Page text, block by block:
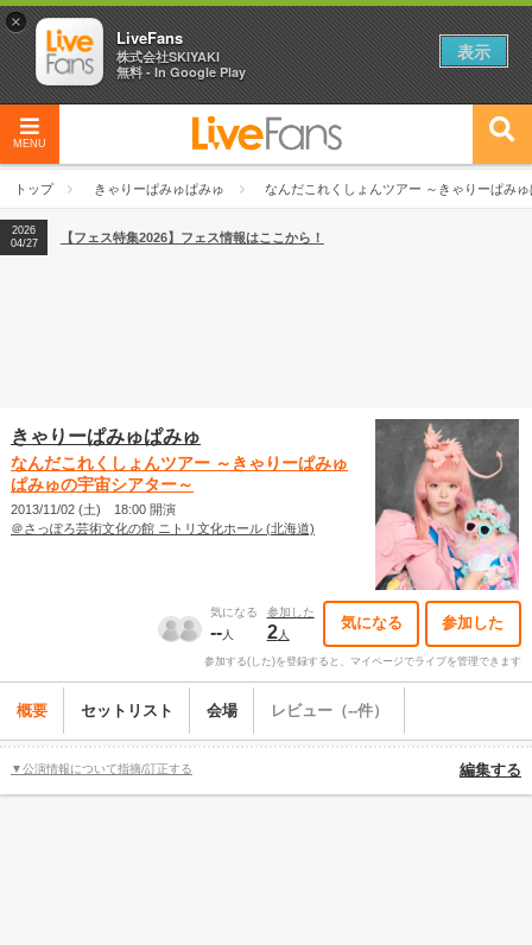
MENU
トップ きゃりーぱみゅぱみゅ なんだこれくしょんツアー ～きゃりーぱみ
2026
04/27
2026
【ライブ動員ランキング】2026年上半期編発表！
2026
04/27
【フェス特集2026】フェス情報はここから！
きゃりーぱみゅぱみゅ
なんだこれくしょんツアー ～きゃりーぱみゅ
ぱみゅの宇宙シアター～
2013/11/02 (土) 18:00 開演
＠さっぽろ芸術文化の館 ニトリ文化ホール (北海道)
気になる
--人
参加した
2人
気になる 参加した
参加する(した)を登録すると、マイページでライブを管理できます
概要 セットリスト 会場 レビュー（--件）
▼公演情報について指摘/訂正する 編集する
×
LiveFans
株式会社SKIYAKI
無料 - In Google Play
表示